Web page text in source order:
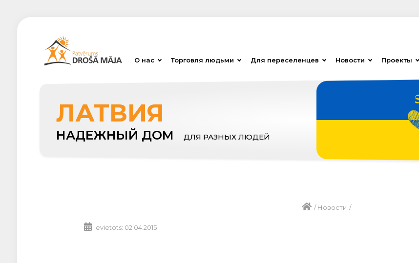
О нас Торговля людьми Для переселенцев Новости Проекты
ЛАТВИЯ
НАДЕЖНЫЙ ДОМ ДЛЯ РАЗНЫХ ЛЮДЕЙ
/Новости /
Ievietots: 02.04.2015